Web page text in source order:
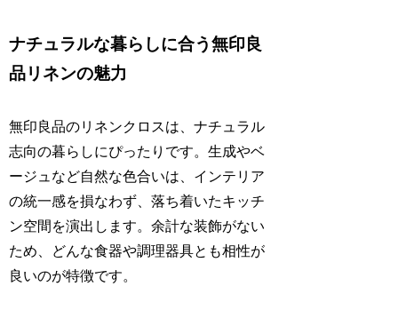
ナチュラルな暮らしに合う無印良
品リネンの魅力
無印良品のリネンクロスは、ナチュラル
志向の暮らしにぴったりです。生成やベ
ージュなど自然な色合いは、インテリア
の統一感を損なわず、落ち着いたキッチ
ン空間を演出します。余計な装飾がない
ため、どんな食器や調理器具とも相性が
良いのが特徴です。